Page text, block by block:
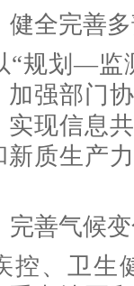
健全完善
“规划—
加强部门
实现信息
新质生产
完善气候
控、卫生